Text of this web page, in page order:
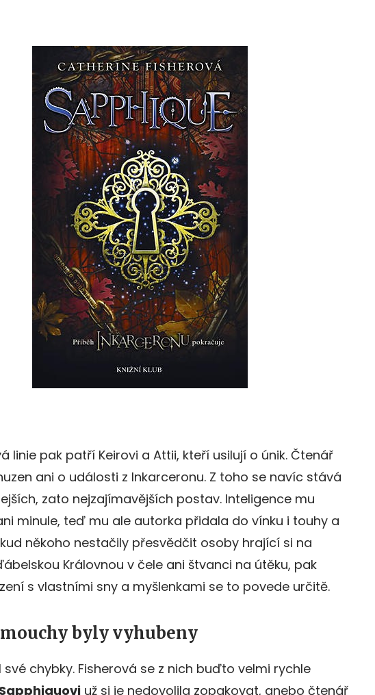
linie pak patří Keirovi a Attii, kteří usilují o únik. Čtenář
ani o události z Inkarceronu. Z toho se navíc stává
zato nejzajímavějších postav. Inteligence mu
minule, teď mu ale autorka přidala do vínku i touhy a
někoho nestačily přesvědčit osoby hrající si na
Královnou v čele ani štvanci na útěku, pak
s vlastními sny a myšlenkami se to povede určitě.
byly vyhubeny
své chybky. Fisherová se z nich buďto velmi rychle
Sapphiquovi už si je nedovolila zopakovat, anebo čtenář